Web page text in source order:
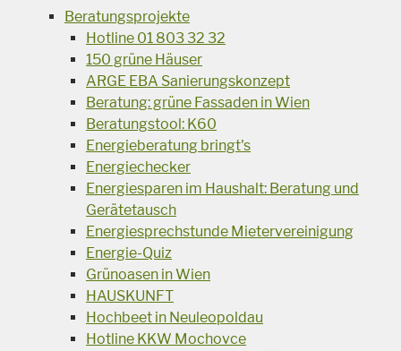
Beratungsprojekte
Hotline 01 803 32 32
150 grüne Häuser
ARGE EBA Sanierungskonzept
Beratung: grüne Fassaden in Wien
Beratungstool: K60
Energieberatung bringt's
Energiechecker
Energiesparen im Haushalt: Beratung und
Gerätetausch
Energiesprechstunde Mietervereinigung
Energie-Quiz
Grünoasen in Wien
HAUSKUNFT
Hochbeet in Neuleopoldau
Hotline KKW Mochovce